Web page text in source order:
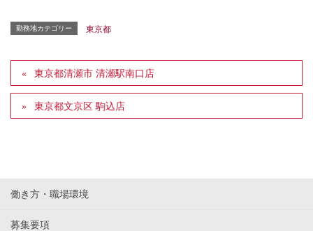
給与
※土曜、祝日は時給50円UP
諸手
所定休日手当（土曜、祝日は時給50円アップ）
通勤手当（上限10,000円/月）
賞与
勤務地カテゴリー 東京都
東京都清瀬市 清瀬駅南口店
東京都文京区 駒込店
働き方・職場環境
募集要項